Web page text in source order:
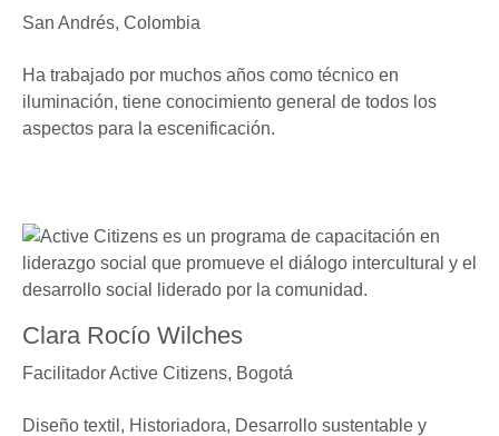
San Andrés, Colombia
Ha trabajado por muchos años como técnico en
iluminación, tiene conocimiento general de todos los
aspectos para la escenificación.
Clara Rocío Wilches
Facilitador Active Citizens, Bogotá
Diseño textil, Historiadora, Desarrollo sustentable y